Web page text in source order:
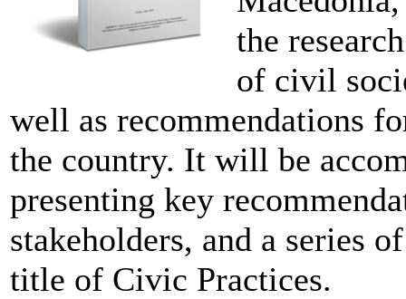
the
of civil
well as recommendations
the country. It will be
presenting key
stakeholders, and a series
title of Civic Practices.